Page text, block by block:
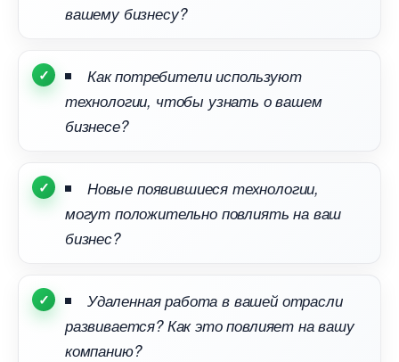
ашему бизнесу?
Как потребители используют
технологии, чтобы узнать о вашем
изнесе?
Новые появившиеся технологии,
могут положительно повлиять на ваш
изнес?
Удаленная работа в вашей отрасли
развивается? Как это повлияет на вашу
компанию?